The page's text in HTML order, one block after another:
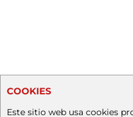
COOKIES
Este sitio web usa cookies